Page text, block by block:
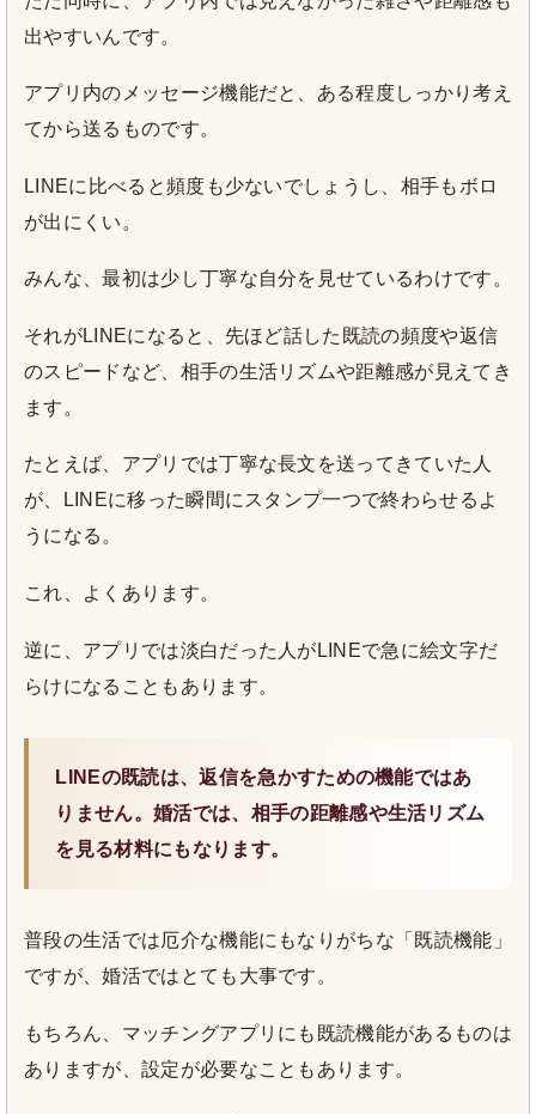
出やすいんです。
アプリ内のメッセージ機能だと、ある程度しっかり考え
てから送るものです。
LINEに比べると頻度も少ないでしょうし、相手もボロ
が出にくい。
みんな、最初は少し丁寧な自分を見せているわけです。
それがLINEになると、先ほど話した既読の頻度や返信
のスピードなど、相手の生活リズムや距離感が見えてき
ます。
たとえば、アプリでは丁寧な長文を送ってきていた人
が、LINEに移った瞬間にスタンプ一つで終わらせるよ
うになる。
これ、よくあります。
逆に、アプリでは淡白だった人がLINEで急に絵文字だ
らけになることもあります。
LINEの既読は、返信を急かすための機能ではあ
りません。婚活では、相手の距離感や生活リズム
を見る材料にもなります。
普段の生活では厄介な機能にもなりがちな「既読機能」
ですが、婚活ではとても大事です。
もちろん、マッチングアプリにも既読機能があるものは
ありますが、設定が必要なこともあります。